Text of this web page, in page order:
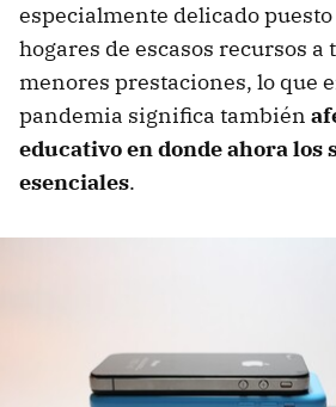
especialmente delicado
hogares de escasos recursos
menores prestaciones, lo que
pandemia significa también
educativo en donde ahora los
esenciales.